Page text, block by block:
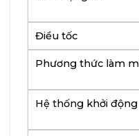
Điều tốc
Phương thức làm
Hệ thống khởi động